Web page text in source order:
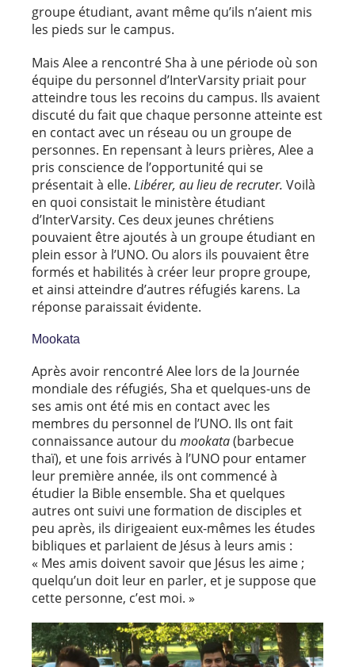
groupe étudiant, avant même qu’ils n’aient mis
les pieds sur le campus.
Mais Alee a rencontré Sha à une période où son
équipe du personnel d’InterVarsity priait pour
atteindre tous les recoins du campus. Ils avaient
discuté du fait que chaque personne atteinte est
en contact avec un réseau ou un groupe de
personnes. En repensant à leurs prières, Alee a
pris conscience de l’opportunité qui se
présentait à elle. Libérer, au lieu de recruter. Voilà
en quoi consistait le ministère étudiant
d’InterVarsity. Ces deux jeunes chrétiens
pouvaient être ajoutés à un groupe étudiant en
plein essor à l’UNO. Ou alors ils pouvaient être
formés et habilités à créer leur propre groupe,
et ainsi atteindre d’autres réfugiés karens. La
réponse paraissait évidente.
Mookata
Après avoir rencontré Alee lors de la Journée
mondiale des réfugiés, Sha et quelques-uns de
ses amis ont été mis en contact avec les
membres du personnel de l’UNO. Ils ont fait
connaissance autour du mookata(barbecue
thaï), et une fois arrivés à l’UNO pour entamer
leur première année, ils ont commencé à
étudier la Bible ensemble. Sha et quelques
autres ont suivi une formation de disciples et
peu après, ils dirigeaient eux-mêmes les études
bibliques et parlaient de Jésus à leurs amis :
« Mes amis doivent savoir que Jésus les aime ;
quelqu’un doit leur en parler, et je suppose que
cette personne, c’est moi. »